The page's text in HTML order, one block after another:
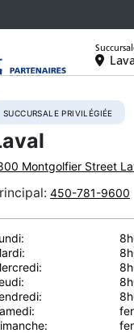
Excavatrices
SUCCURSALE PRIVILÉGIÉE
Montgolfier Street
: 450-781-9600